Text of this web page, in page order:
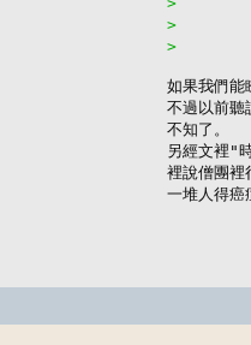
>
>
如果我們能
不過以前聽
不知了。
另經文裡"
裡說僧團裡
一堆人得癌